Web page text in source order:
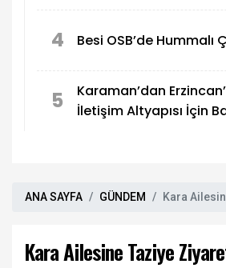
4 Besi OSB’de Hummalı
5
Karaman’dan
İletişim Altyapısı İçin
ANA SAYFA GÜNDEM Kara
Kara Ailesine Taziye